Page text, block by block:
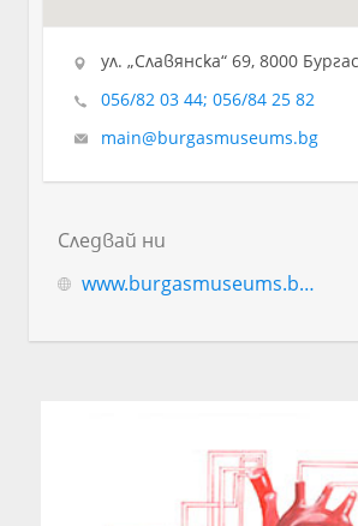
ул. „Славянска“ 69, 8000
056/82 03 44; 056/84 25 82
main@burgasmuseums.bg
Следвай ни
www.burgasmuseums.bg/index.php